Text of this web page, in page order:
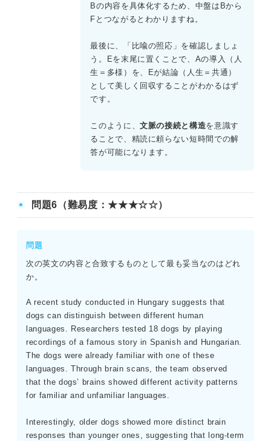
Bの内容を具体化するため、中盤はBから
Fとつながるとわかりますね。
最後に、「比喩の照応」を確認しましょ
う。Eを末尾に置くことで、Aの導入（人
生＝多様）を、Eが結論（人生＝共通）
として美しく回収することがわかるはず
です。
このように、文脈の接続と構造を意識す
ることで、精読に頼らない短時間での解
答が可能になります。
問題6（難易度：★★★☆☆）
問題
次の英文の内容と合致するものとして最も妥当なのはどれ
か。
A recent study conducted in Hungary suggests that
dogs can distinguish between different human
languages. Researchers tested 18 dogs by playing
recordings of a famous story in Spanish and Hungarian.
The dogs were already familiar with one of these
languages. Through brain scans, the team observed
that the dogs’ brains showed different activity patterns
for familiar and unfamiliar languages.
Interestingly, older dogs showed more distinct brain
responses than younger ones, suggesting that long-term